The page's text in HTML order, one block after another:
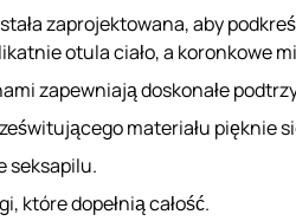
zaprojektowana, aby
otula ciało, a koronkowe
zapewniają doskonałe
materiału pięknie
seksapilu.
które dopełnią całość.